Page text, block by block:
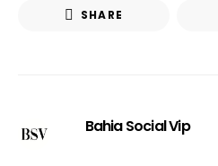
SHARE
Bahia Social Vip